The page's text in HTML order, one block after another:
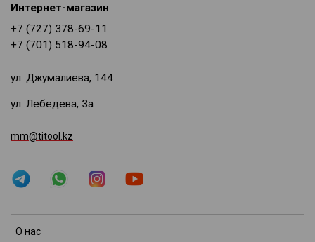
О нас
Интернет-магазин
+7 (727) 378-69-11
+7 (701) 518-94-08
ул. Джумалиева, 144
ул. Лебедева, 3а
mm@titool.kz